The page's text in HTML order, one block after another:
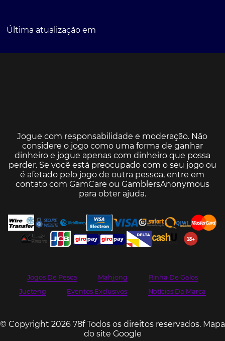
Última atualização em
Jogue com responsabilidade e moderação. Não
considere o jogo como uma forma de ganhar
dinheiro e jogue apenas com dinheiro que possa
perder. Se você está preocupado com o seu jogo ou
é afetado pelo jogo de outra pessoa, entre em
contato com GamCare ou GamblersAnonymous
para obter ajuda.
Jogos De Pesca Mahjong
Rinha De Galos
Jueteng
Eventos Exclusivos Notícias Da Marca
© Copyright 2026 78f Todos os direitos reservados. Mapa
do site Google